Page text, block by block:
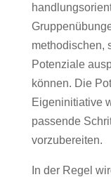
methodischen,
Potenziale
können. Die
Eigeninitiative
passende
vorzubereiten.
In der Regel